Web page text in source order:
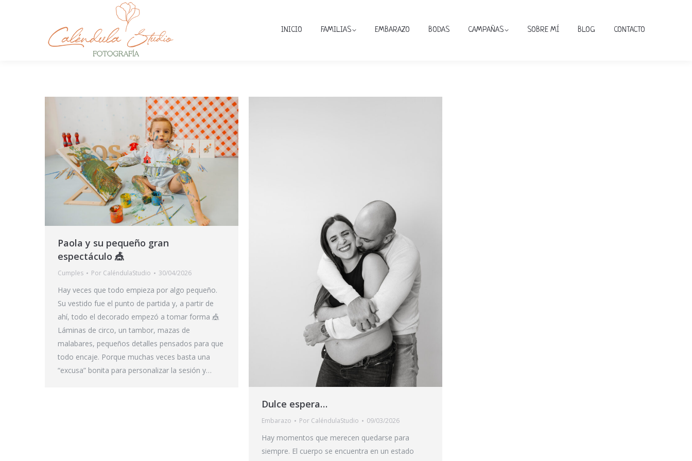
INICIO FAMILIAS EMBARAZO BODAS CAMPAÑAS SOBRE MÍ BLOG CONTACTO
Paola y su pequeño gran
espectáculo 🎪
Cumples Por CaléndulaStudio 30/04/2026
Hay veces que todo empieza por algo pequeño.
Su vestido fue el punto de partida y, a partir de
ahí, todo el decorado empezó a tomar forma 🎪
Láminas de circo, un tambor, mazas de
malabares, pequeños detalles pensados para que
todo encaje. Porque muchas veces basta una
“excusa” bonita para personalizar la sesión y…
Dulce espera…
Embarazo Por CaléndulaStudio 09/03/2026
Hay momentos que merecen quedarse para
siempre. El cuerpo se encuentra en un estado